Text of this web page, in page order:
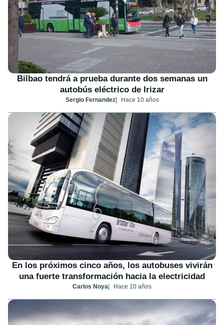
Bilbao tendrá a prueba durante dos semanas un
autobús eléctrico de Irizar
Sergio Fernandez Hace 10 años
En los próximos cinco años, los autobuses vivirán
una fuerte transformación hacia la electricidad
Carlos Noya Hace 10 años